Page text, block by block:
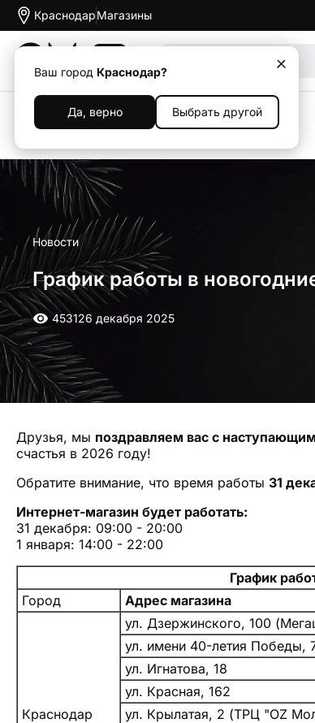
Краснодар
Ваш город Краснодар?
Да, верно Выбрать другой
Магазины
Новости
График работы в
453126 декабря 2025
Друзья, мы поздравляем вас с
счастья в 2026 году!
Обратите внимание, что время работы 31
Интернет-магазин будет работать:
31 декабря: 09:00 - 20:00
1 января: 14:00 - 22:00
График
Город
Адрес магазина
Краснодар
ул. Дзержинского, 100
ул. имени 40-летия Победы,
ул. Игнатова, 18
ул. Красная, 162
ул. Крылатая, 2 (ТРЦ "OZ